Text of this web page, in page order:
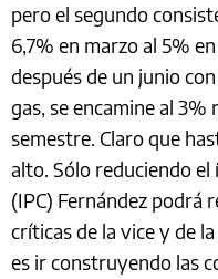
pero el segundo
6,7% en marzo al 5%
después de un junio
gas, se encamine al 3%
semestre. Claro que
alto. Sólo reduciendo
(IPC) Fernández podrá
críticas de la vice y de
es ir construyendo las